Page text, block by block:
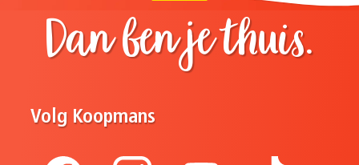
Dan ben je thuis.
Volg Koopmans